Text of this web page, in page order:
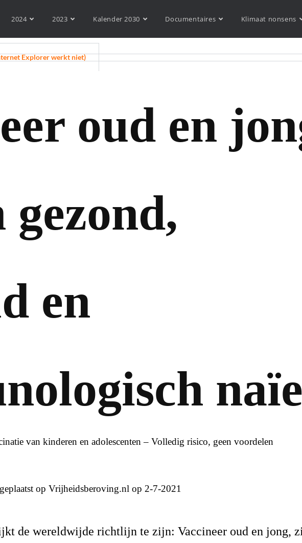
2024 2023 Kalender 2030 Documentaires Klimaat nonsens
Explorer werkt niet)
oud en
gezond,
en
van kinderen en adolescenten – Volledig risico, geen voordelen
op Vrijheidsberoving.nl op 2-7-2021
de wereldwijde richtlijn te zijn: Vaccineer oud en jong,